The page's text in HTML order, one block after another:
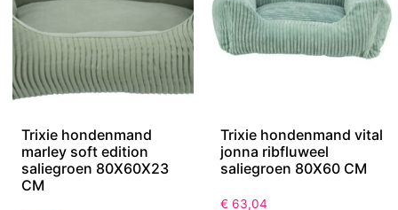
Trixie hondenmand
marley soft edition
saliegroen 80X60X23
CM
Trixie hondenmand vital
jonna ribfluweel
saliegroen 80X60 CM
€ 63,04